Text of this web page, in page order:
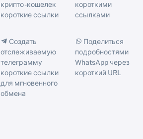
крипто -кошелек
короткие ссылки
короткими
ссылками
Создать
отслеживаемую
телеграмму
короткие ссылки
для мгновенного
обмена
Поделиться
подробностями
WhatsApp через
короткий URL